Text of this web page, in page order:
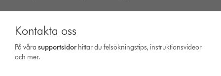
Kontakta oss
På vårasupport­sidor hittar du felsökningstips, instruktionsvideor
och mer.